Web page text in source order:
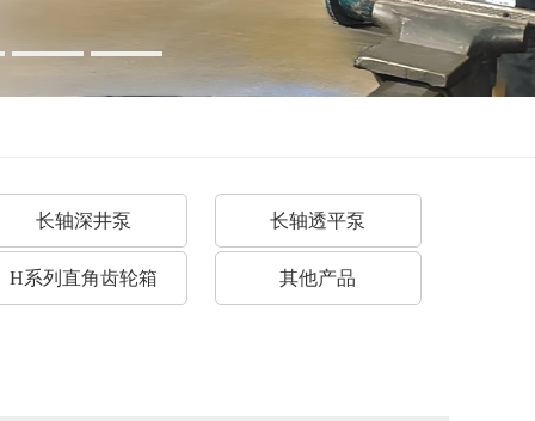
长轴深井泵 长轴透平泵
H系列直角齿轮箱 其他产品